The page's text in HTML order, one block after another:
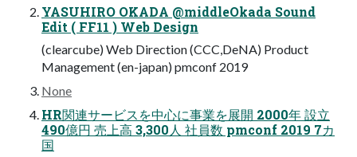
YASUHIRO OKADA @middleOkada Sound
Edit ( FF11 ) Web Design
(clearcube) Web Direction (CCC,DeNA) Product
Management (en-japan) pmconf 2019
None
HR関連サービスを中心に事業を展開 2000年 設立
490億円 売上高 3,300人 社員数 pmconf 2019 7カ
国